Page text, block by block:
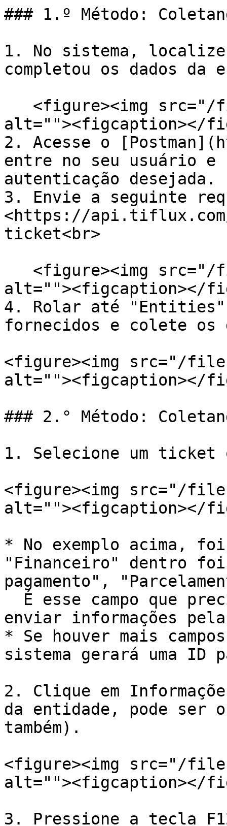
### 1.º Método:
1. No sistema,
completou os dados da
alt=""><figcaption></
2. Acesse o
entre no seu usuário e
autenticação desejada.
3. Envie a seguinte
<https://
ticket<br>
alt=""><figcaption></
4. Rolar até
fornecidos e colete os
<figure><img src="/files/
alt=""><figcaption></
### 2.° Método:
1. Selecione um ticket
<figure><img src="/files/
alt=""><figcaption></
* No exemplo acima,
"Financeiro" dentro foi
pagamento",
enviar informações
* Se houver mais
sistema gerará uma ID
2. Clique em
da entidade, pode ser
também).
<figure><img src="/files/
alt=""><figcaption></
3. Pressione a tecla